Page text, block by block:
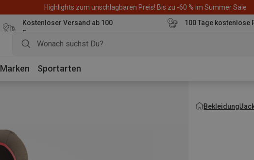
Highlights zum unschlagbaren Preis! Bis zu -60 % im Summer Sale
Kostenloser Versand ab 100
Euro
100 Tage kostenlose
Marken Sportarten
Bekleidung